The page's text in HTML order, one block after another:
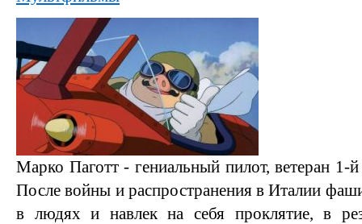
Марко Паготт - гениальный пилот, ветеран 1-
После войны и распространения в Италии
в людях и навлек на себя проклятие, в